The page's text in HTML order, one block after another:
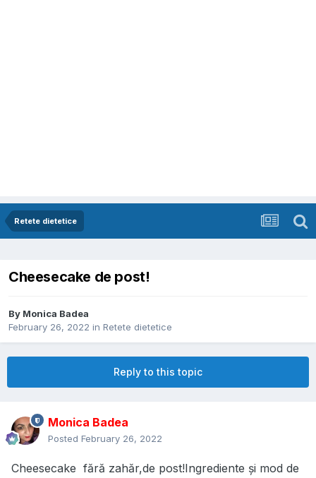
Retete dietetice
Cheesecake de post!
By Monica Badea
February 26, 2022 in Retete dietetice
Reply to this topic
Monica Badea
Posted February 26, 2022
Cheesecake fără zahăr,de post!Ingrediente și mod de